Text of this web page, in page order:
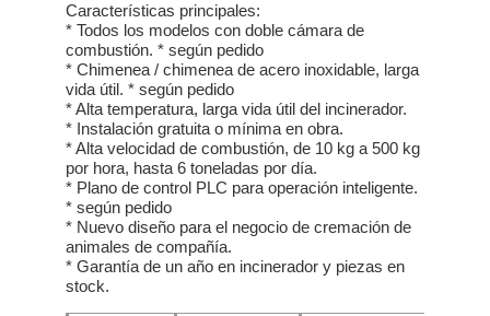
Características principales:
* Todos los modelos con doble cámara de
combustión. * según pedido
* Chimenea / chimenea de acero inoxidable, larga
vida útil. * según pedido
* Alta temperatura, larga vida útil del incinerador.
* Instalación gratuita o mínima en obra.
* Alta velocidad de combustión, de 10 kg a 500 kg
por hora, hasta 6 toneladas por día.
* Plano de control PLC para operación inteligente.
* según pedido
* Nuevo diseño para el negocio de cremación de
animales de compañía.
* Garantía de un año en incinerador y piezas en
stock.